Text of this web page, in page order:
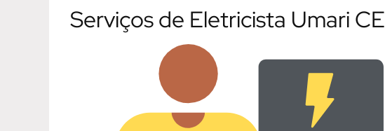
Serviços de Eletricista Umari CE